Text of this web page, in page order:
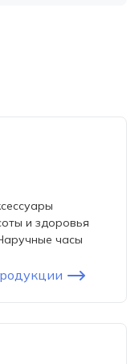
и здоровья
часы